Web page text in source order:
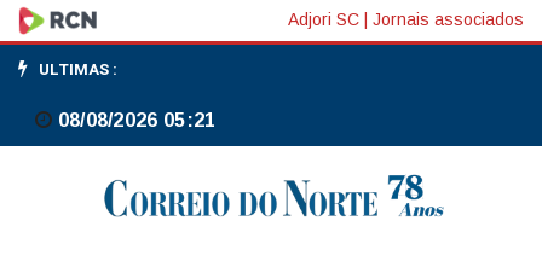
Pesquisadora
Margareth
Dalcolmo
recebe
medalha
Adjori SC Jornais associados
ULTIMAS :
08/08/2026 05:21